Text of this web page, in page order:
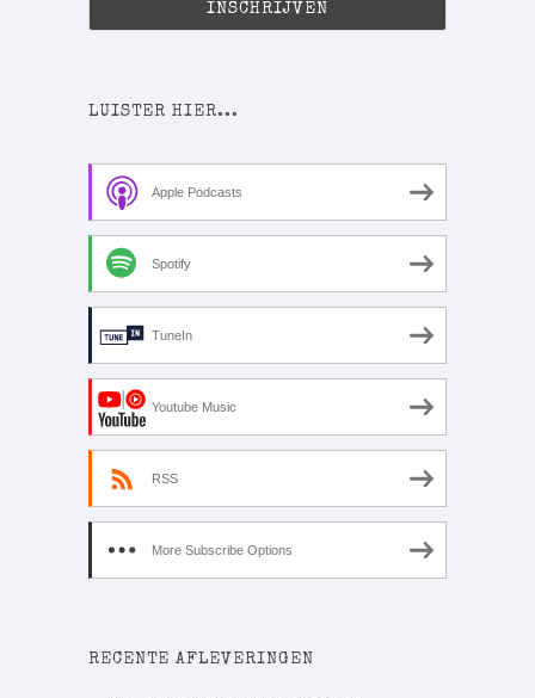
LUISTER HIER...
Apple Podcasts
Spotify
TuneIn
Youtube Music
RSS
More Subscribe Options
RECENTE AFLEVERINGEN